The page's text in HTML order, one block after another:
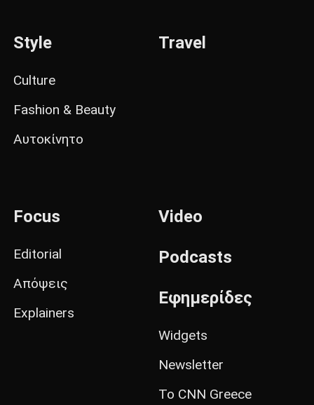
Style
Culture
Fashion & Beauty
Αυτοκίνητο
Travel
Focus
Editorial
Απόψεις
Explainers
Video
Podcasts
Εφημερίδες
Widgets
Newsletter
Το CNN Greece